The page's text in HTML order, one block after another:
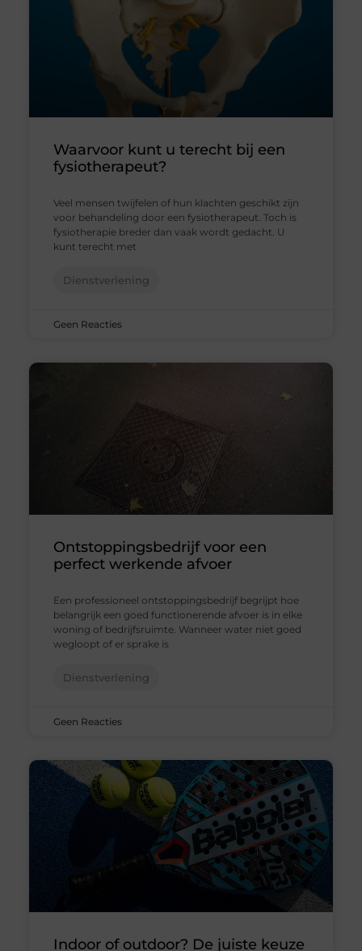
Waarvoor kunt u terecht bij een
fysiotherapeut?
Veel mensen twijfelen of hun klachten geschikt zijn
voor behandeling door een fysiotherapeut. Toch is
fysiotherapie breder dan vaak wordt gedacht. U
kunt terecht met
Dienstverlening
Geen Reacties
Ontstoppingsbedrijf voor een
perfect werkende afvoer
Een professioneel ontstoppingsbedrijf begrijpt hoe
belangrijk een goed functionerende afvoer is in elke
woning of bedrijfsruimte. Wanneer water niet goed
wegloopt of er sprake is
Dienstverlening
Geen Reacties
Indoor of outdoor? De juiste keuze